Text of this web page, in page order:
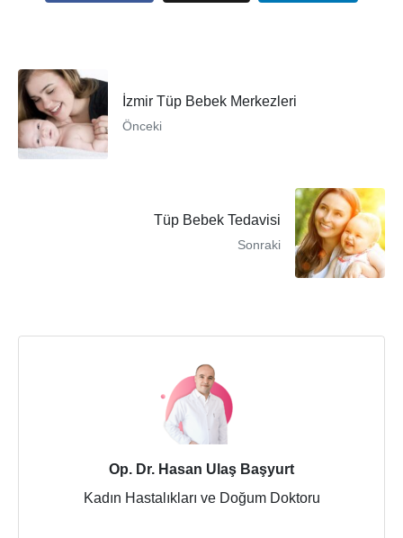
İzmir Tüp Bebek Merkezleri
Önceki
Tüp Bebek Tedavisi
Sonraki
Op. Dr. Hasan Ulaş Başyurt
Kadın Hastalıkları ve Doğum Doktoru